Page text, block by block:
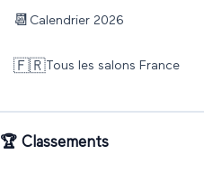
📆 Calendrier 2026
🇫🇷Tous les salons France
🏆 Classements